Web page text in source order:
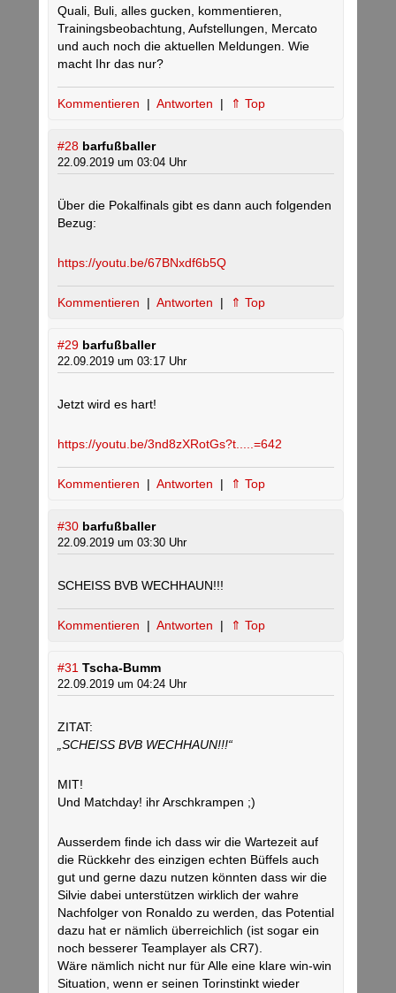
Quali, Buli, alles gucken, kommentieren,
Trainingsbeobachtung, Aufstellungen, Mercato
und auch noch die aktuellen Meldungen. Wie
macht Ihr das nur?
Kommentieren | Antworten | ⇑ Top
#28 barfußballer
22.09.2019 um 03:04 Uhr
Über die Pokalfinals gibt es dann auch folgenden
Bezug:
https://youtu.be/67BNxdf6b5Q
Kommentieren | Antworten | ⇑ Top
#29 barfußballer
22.09.2019 um 03:17 Uhr
Jetzt wird es hart!
https://youtu.be/3nd8zXRotGs?t.....=642
Kommentieren | Antworten | ⇑ Top
#30 barfußballer
22.09.2019 um 03:30 Uhr
SCHEISS BVB WECHHAUN!!!
Kommentieren | Antworten | ⇑ Top
#31 Tscha-Bumm
22.09.2019 um 04:24 Uhr
ZITAT:
„SCHEISS BVB WECHHAUN!!!“
MIT!
Und Matchday! ihr Arschkrampen ;)
Ausserdem finde ich dass wir die Wartezeit auf
die Rückkehr des einzigen echten Büffels auch
gut und gerne dazu nutzen könnten dass wir die
Silvie dabei unterstützen wirklich der wahre
Nachfolger von Ronaldo zu werden, das Potential
dazu hat er nämlich überreichlich (ist sogar ein
noch besserer Teamplayer als CR7).
Wäre nämlich nicht nur für Alle eine klare win-win
Situation, wenn er seinen Torinstinkt wieder